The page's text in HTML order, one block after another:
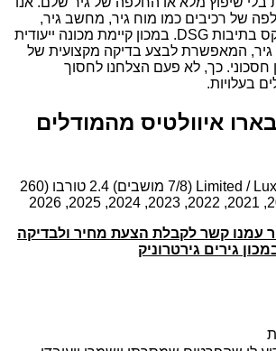
של רכיבים כמו מוח גיר, מחשב גיר,
סולנואידים ומכטרוניקס בתיבות DSG. במכון קיימת מכונה ייעודית
גיר, המאפשרת לבצע בדיקה מקצועית של
חסכוני. כך, לא פעם הצלחנו לחסוך
בעלויות.
איוולטיס מהמודלים
סובארו איוולטיס Limited / Luxury (7/8 מושבים) 2.4 טורבו (260
עמנו קשר לקבלת הצעת מחיר ולבדיקה
גירים גירטרוניק